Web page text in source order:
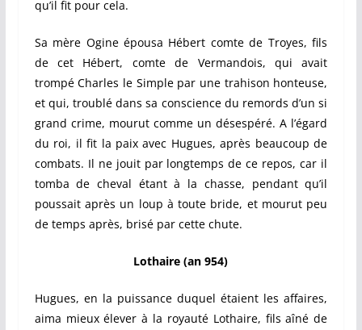
qu’il fit pour cela.
Sa mère Ogine épousa Hébert comte de Troyes, fils
de cet Hébert, comte de Vermandois, qui avait
trompé Charles le Simple par une trahison honteuse,
et qui, troublé dans sa conscience du remords d’un si
grand crime, mourut comme un désespéré. A l’égard
du roi, il fit la paix avec Hugues, après beaucoup de
combats. Il ne jouit par longtemps de ce repos, car il
tomba de cheval étant à la chasse, pendant qu’il
poussait après un loup à toute bride, et mourut peu
de temps après, brisé par cette chute.
Lothaire (an 954)
Hugues, en la puissance duquel étaient les affaires,
aima mieux élever à la royauté Lothaire, fils aîné de